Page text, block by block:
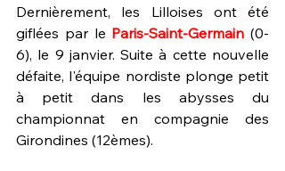
Dernièrement, les Lilloises ont été
giflées par le Paris-Saint-Germain (0-
6), le 9 janvier. Suite à cette nouvelle
défaite, l'équipe nordiste plonge petit
à petit dans les abysses du
championnat en compagnie des
Girondines (12èmes).